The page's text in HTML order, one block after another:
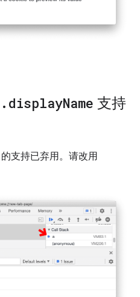
. displayName 支持
的支持已弃用。请改用